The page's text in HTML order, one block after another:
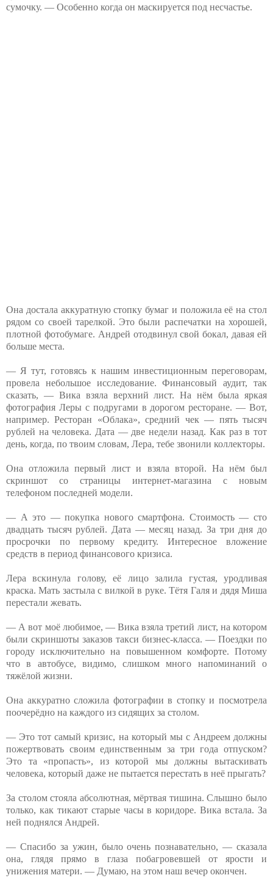
сумочку. — Особенно когда он маскируется под несчастье.
Она достала аккуратную стопку бумаг и положила её на стол
рядом со своей тарелкой. Это были распечатки на хорошей,
плотной фотобумаге. Андрей отодвинул свой бокал, давая ей
больше места.
— Я тут, готовясь к нашим инвестиционным переговорам,
провела небольшое исследование. Финансовый аудит, так
сказать, — Вика взяла верхний лист. На нём была яркая
фотография Леры с подругами в дорогом ресторане. — Вот,
например. Ресторан «Облака», средний чек — пять тысяч
рублей на человека. Дата — две недели назад. Как раз в тот
день, когда, по твоим словам, Лера, тебе звонили коллекторы.
Она отложила первый лист и взяла второй. На нём был
скриншот со страницы интернет-магазина с новым
телефоном последней модели.
— А это — покупка нового смартфона. Стоимость — сто
двадцать тысяч рублей. Дата — месяц назад. За три дня до
просрочки по первому кредиту. Интересное вложение
средств в период финансового кризиса.
Лера вскинула голову, её лицо залила густая, уродливая
краска. Мать застыла с вилкой в руке. Тётя Галя и дядя Миша
перестали жевать.
— А вот моё любимое, — Вика взяла третий лист, на котором
были скриншоты заказов такси бизнес-класса. — Поездки по
городу исключительно на повышенном комфорте. Потому
что в автобусе, видимо, слишком много напоминаний о
тяжёлой жизни.
Она аккуратно сложила фотографии в стопку и посмотрела
поочерёдно на каждого из сидящих за столом.
— Это тот самый кризис, на который мы с Андреем должны
пожертвовать своим единственным за три года отпуском?
Это та «пропасть», из которой мы должны вытаскивать
человека, который даже не пытается перестать в неё прыгать?
За столом стояла абсолютная, мёртвая тишина. Слышно было
только, как тикают старые часы в коридоре. Вика встала. За
ней поднялся Андрей.
— Спасибо за ужин, было очень познавательно, — сказала
она, глядя прямо в глаза побагровевшей от ярости и
унижения матери. — Думаю, на этом наш вечер окончен.